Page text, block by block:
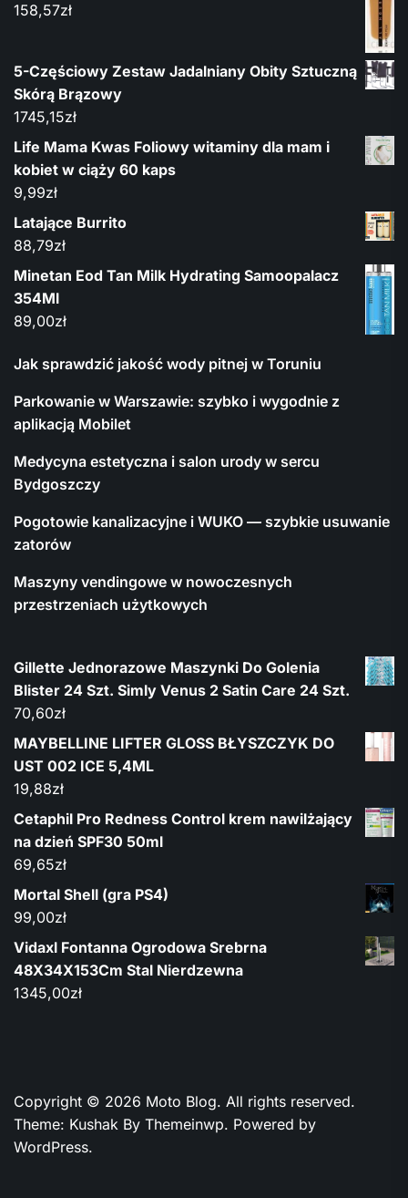
158,57zł
5-Częściowy Zestaw Jadalniany Obity Sztuczną
Skórą Brązowy
1745,15zł
Life Mama Kwas Foliowy witaminy dla mam i
kobiet w ciąży 60 kaps
9,99zł
Latające Burrito
88,79zł
Minetan Eod Tan Milk Hydrating Samoopalacz
354Ml
89,00zł
Jak sprawdzić jakość wody pitnej w Toruniu
Parkowanie w Warszawie: szybko i wygodnie z
aplikacją Mobilet
Medycyna estetyczna i salon urody w sercu
Bydgoszczy
Pogotowie kanalizacyjne i WUKO — szybkie usuwanie
zatorów
Maszyny vendingowe w nowoczesnych
przestrzeniach użytkowych
Gillette Jednorazowe Maszynki Do Golenia
Blister 24 Szt. Simly Venus 2 Satin Care 24 Szt.
70,60zł
MAYBELLINE LIFTER GLOSS BŁYSZCZYK DO
UST 002 ICE 5,4ML
19,88zł
Cetaphil Pro Redness Control krem nawilżający
na dzień SPF30 50ml
69,65zł
Mortal Shell (gra PS4)
99,00zł
Vidaxl Fontanna Ogrodowa Srebrna
48X34X153Cm Stal Nierdzewna
1345,00zł
Copyright © 2026 Moto Blog. All rights reserved.
Theme: Kushak By Themeinwp. Powered by
WordPress.